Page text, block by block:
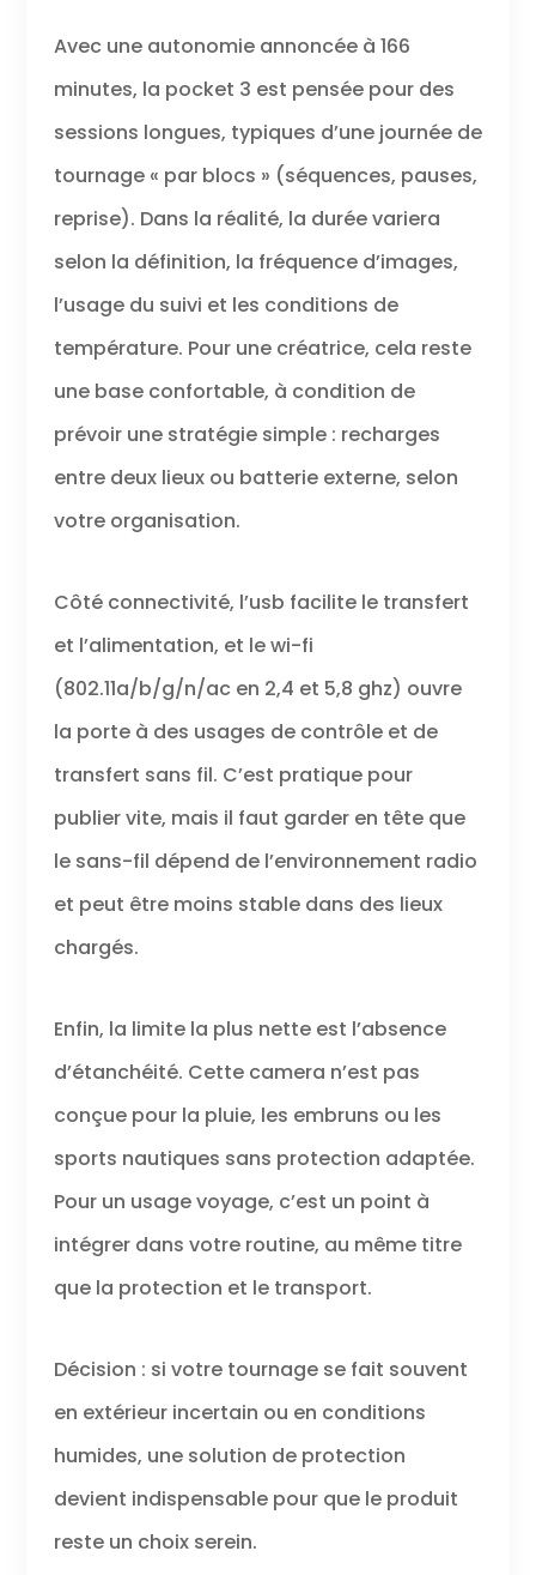
Avec une autonomie annoncée à 166
minutes, la pocket 3 est pensée pour des
sessions longues, typiques d’une journée de
tournage « par blocs » (séquences, pauses,
reprise). Dans la réalité, la durée variera
selon la définition, la fréquence d’images,
l’usage du suivi et les conditions de
température. Pour une créatrice, cela reste
une base confortable, à condition de
prévoir une stratégie simple : recharges
entre deux lieux ou batterie externe, selon
votre organisation.
Côté connectivité, l’usb facilite le transfert
et l’alimentation, et le wi-fi
(802.11a/b/g/n/ac en 2,4 et 5,8 ghz) ouvre
la porte à des usages de contrôle et de
transfert sans fil. C’est pratique pour
publier vite, mais il faut garder en tête que
le sans-fil dépend de l’environnement radio
et peut être moins stable dans des lieux
chargés.
Enfin, la limite la plus nette est l’absence
d’étanchéité. Cette camera n’est pas
conçue pour la pluie, les embruns ou les
sports nautiques sans protection adaptée.
Pour un usage voyage, c’est un point à
intégrer dans votre routine, au même titre
que la protection et le transport.
Décision : si votre tournage se fait souvent
en extérieur incertain ou en conditions
humides, une solution de protection
devient indispensable pour que le produit
reste un choix serein.